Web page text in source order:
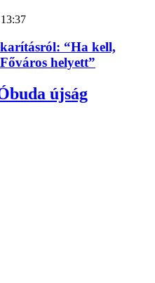
“Ha kell,
helyett”
újság